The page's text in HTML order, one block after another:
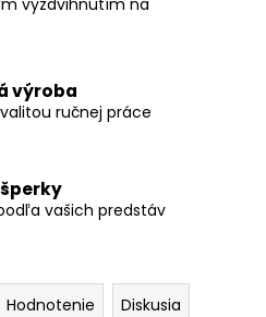
výroba
ručnej práce
vašich predstáv
Hodnotenie Diskusia